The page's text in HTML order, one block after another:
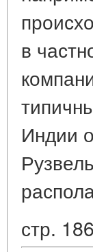
в
Индии
стр. 186